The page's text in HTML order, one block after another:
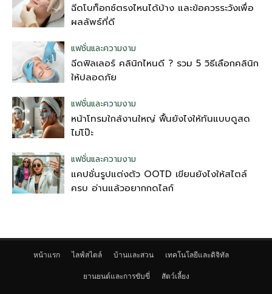
ฉีดโบท็อกซ์ตรงไหนได้บ้าง และข้อควรระวังเพื่อ
ผลลัพธ์ที่ดี
แฟชั่นและความงาม
ฉีดฟิลเลอร์ คลินิกไหนดี ? รวม 5 วิธีเลือกคลินิก
ให้ปลอดภัย
แฟชั่นและความงาม
หน้าโทรมใกล้งานใหญ่ ฟื้นยังไงให้ทันแบบดูสด
ไม่โป๊ะ
แฟชั่นและความงาม
แคปชั่นรูปแต่งตัว OOTD เขียนยังไงให้สไตล์
ครบ อ่านแล้วอยากกดไลก์
หน้าแรก ไลฟ์สไตล์ บ้านและสวน เทคโนโลยีและดิจิทัล
ยานยนต์และการขับขี่ สัตว์เลี้ยง